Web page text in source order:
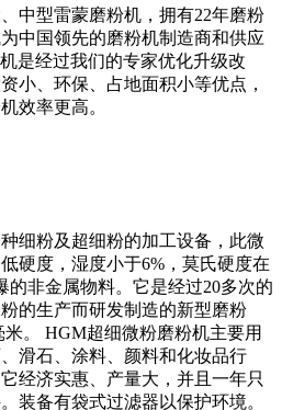
中型雷蒙磨粉机，拥有22年磨粉
中国领先的磨粉机制造商和供应
是经过我们的专家优化升级改
小、环保、占地面积小等优点，
效率更高。
细粉及超细粉的加工设备，此微
硬度，湿度小于6%，莫氏硬度在
的非金属物料。它是经过20多次的
的生产而研发制造的新型磨粉
米。 HGM超细微粉磨粉机主要用
滑石、涂料、颜料和化妆品行
经济实惠、产量大，并且一年只
装备有袋式过滤器以保护环境。